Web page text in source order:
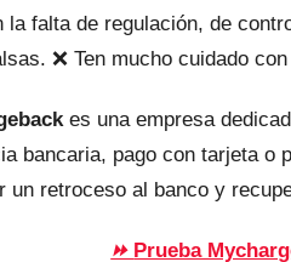
falta de regulación, de
❌ Ten mucho cuidado
es una empresa
bancaria, pago con tarjeta o
un retroceso al banco y
⏩ Prueba